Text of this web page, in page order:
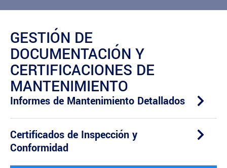
GESTIÓN DE
DOCUMENTACIÓN Y
CERTIFICACIONES DE
MANTENIMIENTO
Informes de Mantenimiento Detallados
Certificados de Inspección y
Conformidad